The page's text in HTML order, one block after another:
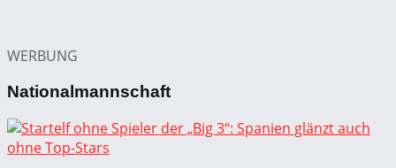
WERBUNG
Nationalmannschaft